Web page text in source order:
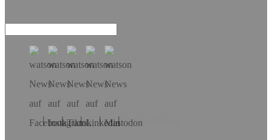
Hol dir die App!